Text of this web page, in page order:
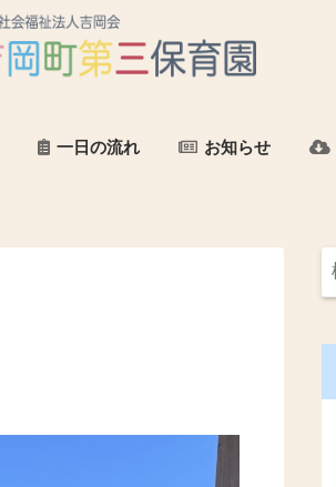
一日の流れ お知らせ